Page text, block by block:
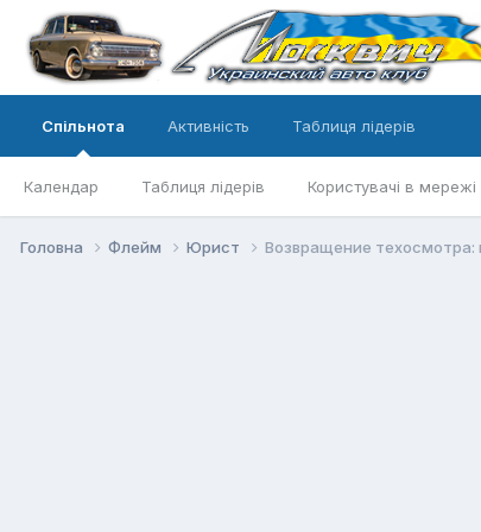
Спільнота
Календар Таблиця лідерів Користувачі в мережі
Активність Таблиця лідерів
Головна Флейм Юрист Возвращение